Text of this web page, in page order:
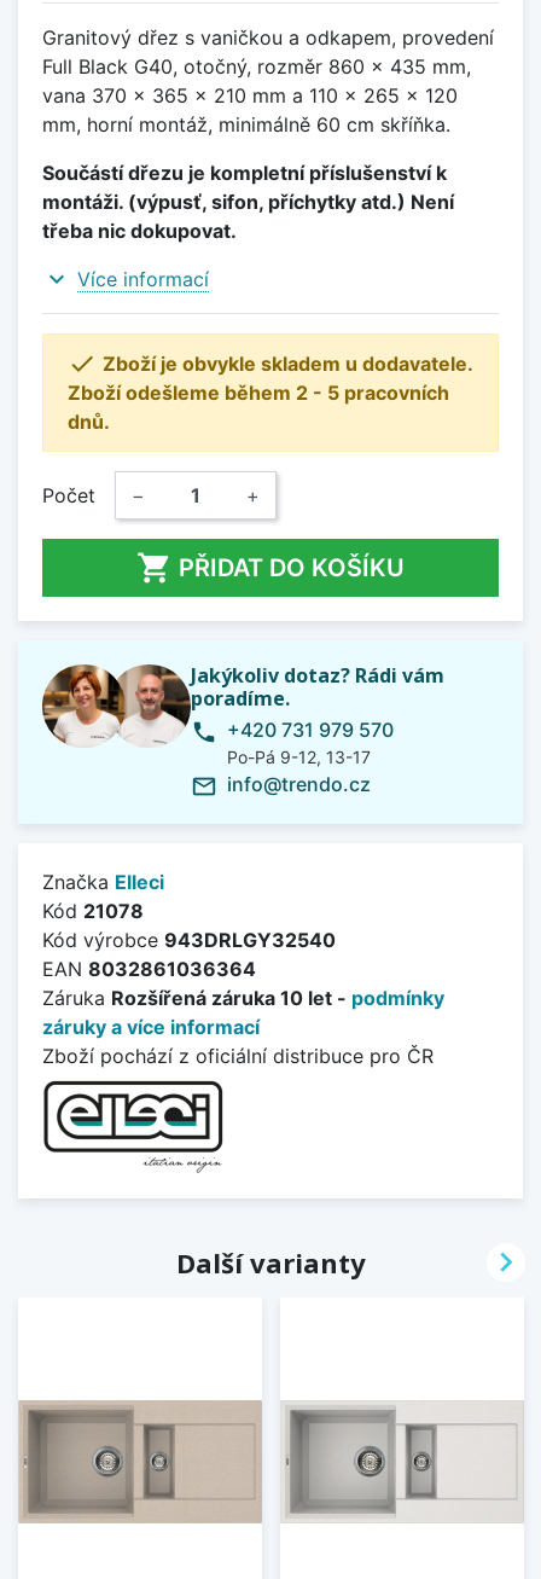
Granitový dřez s vaničkou a odkapem, provedení
Full Black G40, otočný, rozměr 860 x 435 mm,
vana 370 x 365 x 210 mm a 110 x 265 x 120
mm, horní montáž, minimálně 60 cm skříňka.
Součástí dřezu je kompletní příslušenství k
montáži. (výpusť, sifon, příchytky atd.) Není
třeba nic dokupovat.
expand_more Více informací
 Zboží je obvykle skladem u dodavatele.
Zboží odešleme během 2 - 5 pracovních
dnů.
Počet − +
 PŘIDAT DO KOŠÍKU
Jakýkoliv dotaz? Rádi vám
poradíme.
phone +420 731 979 570
Po-Pá 9-12, 13-17
mail_outline info@trendo.cz
Značka Elleci
Kód 21078
Kód výrobce 943DRLGY32540
EAN 8032861036364
Záruka Rozšířená záruka 10 let - podmínky
záruky a více informací
Zboží pochází z oficiální distribuce pro ČR
Další varianty 